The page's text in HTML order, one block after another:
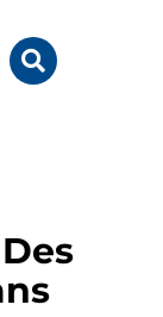
sur